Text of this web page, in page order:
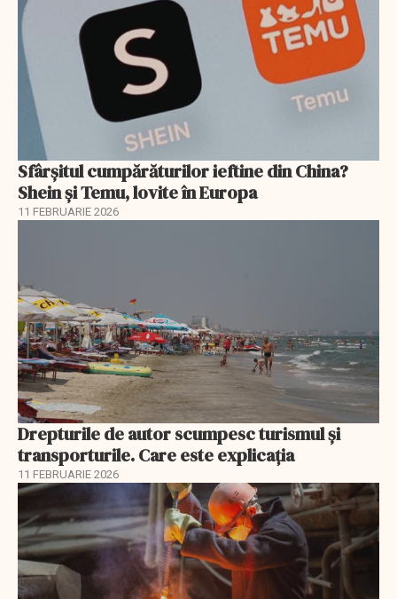
Sfârșitul cumpărăturilor ieftine din China?
Shein și Temu, lovite în Europa
11 FEBRUARIE 2026
Drepturile de autor scumpesc turismul și
transporturile. Care este explicația
11 FEBRUARIE 2026